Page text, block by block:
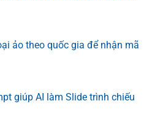
ảo theo quốc gia để nhận mã
giúp AI làm Slide trình chiếu